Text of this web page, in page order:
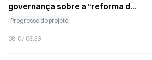
governança sobre a “reforma da
oferta”, e a quantidade diária de
mais de 12 vezes
Progresso do projeto
08-07 03:33